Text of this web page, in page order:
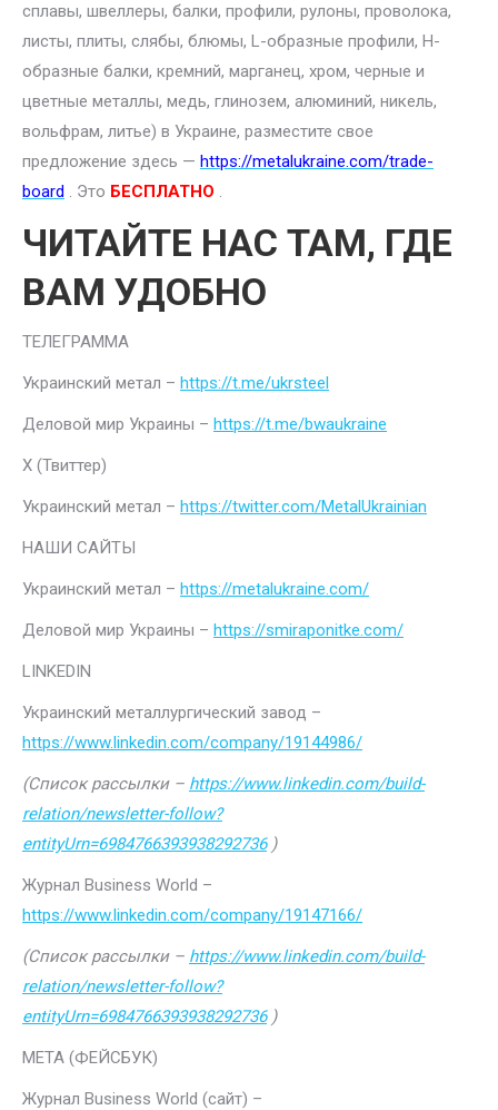
сплавы, швеллеры, балки, профили, рулоны, проволока,
листы, плиты, слябы, блюмы, L-образные профили, H-
образные балки, кремний, марганец, хром, черные и
цветные металлы, медь, глинозем, алюминий, никель,
вольфрам, литье) в Украине, разместите свое
предложение здесь — https://metalukraine.com/trade-
board . Это БЕСПЛАТНО .
ЧИТАЙТЕ НАС ТАМ, ГДЕ
ВАМ УДОБНО
ТЕЛЕГРАММА
Украинский метал – https://t.me/ukrsteel
Деловой мир Украины – https://t.me/bwaukraine
Х (Твиттер)
Украинский метал – https://twitter.com/MetalUkrainian
НАШИ САЙТЫ
Украинский метал – https://metalukraine.com/
Деловой мир Украины – https://smiraponitke.com/
LINKEDIN
Украинский металлургический завод –
https://www.linkedin.com/company/19144986/
(Список рассылки – https://www.linkedin.com/build-
relation/newsletter-follow?
entityUrn=6984766393938292736)
Журнал Business World –
https://www.linkedin.com/company/19147166/
(Список рассылки – https://www.linkedin.com/build-
relation/newsletter-follow?
entityUrn=6984766393938292736)
МЕТА (ФЕЙСБУК)
Журнал Business World (сайт) –